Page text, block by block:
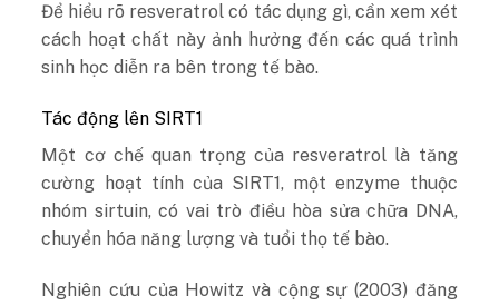
Để hiểu rõ resveratrol có tác dụng gì, cần xem xét
cách hoạt chất này ảnh hưởng đến các quá trình
sinh học diễn ra bên trong tế bào.
Tác động lên SIRT1
Một cơ chế quan trọng của resveratrol là tăng
cường hoạt tính của SIRT1, một enzyme thuộc
nhóm sirtuin, có vai trò điều hòa sửa chữa DNA,
chuyển hóa năng lượng và tuổi thọ tế bào.
Nghiên cứu của Howitz và cộng sự (2003) đăng